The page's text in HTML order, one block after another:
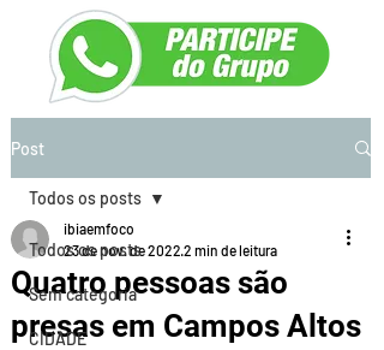
Post
Todos os posts
Sem categoria
CIDADE
Todos os posts
Quatro pessoas são
presas em Campos Altos
ibiaemfoco
23 de nov. de 2022 2 min de leitura